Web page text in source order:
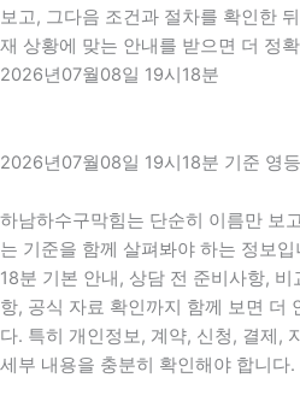
보고, 그다음 조건과 절차를 확인한
재 상황에 맞는 안내를 받으면 더 정
2026년07월08일 19시18분
2026년07월08일 19시18분 기준 영
하남하수구막힘는 단순히 이름만 보
는 기준을 함께 살펴봐야 하는 정보
18분 기본 안내, 상담 전 준비사항,
항, 공식 자료 확인까지 함께 보면 더
다. 특히 개인정보, 계약, 신청, 결제,
세부 내용을 충분히 확인해야 합니다.